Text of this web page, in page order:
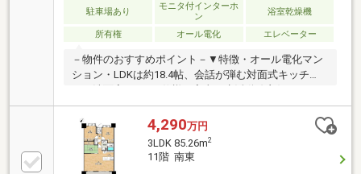
駐車場あり
モニタ付インターホ
ン
浴室乾燥機
所有権 オール電化 エレベーター
－物件のおすすめポイント－▼特徴・オール電化マン
ション・LDKは約18.4帖、会話が弾む対面式キッチ
チン横の和室はお子様の遊び場としても活用可・WIC
等、各洋室・和室に収納スペース有・玄関に人感照明
センサーを採用・ペット飼育可(規約有／専用足洗い場
有)・敷地内平置き駐車場1住戸1台利用可(車種によ
る)▼設備・食器洗乾燥機・IHコンロ・浴室乾燥機▼周
4,290万円
3LDK 85.26m2
11階 南東